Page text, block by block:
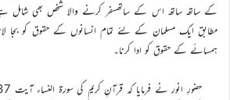
کے ساتھ ساتھ اس کے ساتھسفر کرنے والا شخص بھی شامل
مطابق ایک مسلمان کے لئے تمام انسانوں کے حقوق کو بجا
ہمسائے کے حقوق کو ادا کرنا۔